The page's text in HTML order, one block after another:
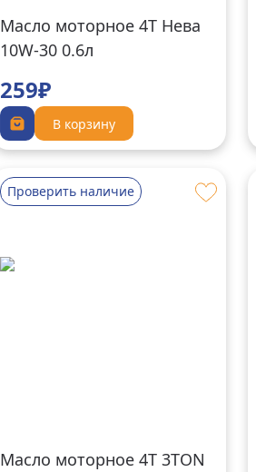
Масло моторное 4T Нева
10W-30 0.6л
259₽
В корзину
Проверить наличие
Масло моторное 4Т 3TON